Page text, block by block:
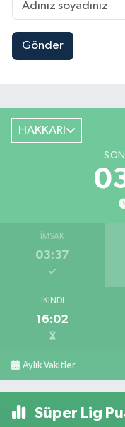
Gönder
HAKKARİ
İMSAK
03:37
İKINDI
16:02
Aylık Vakitler
Süper Lig